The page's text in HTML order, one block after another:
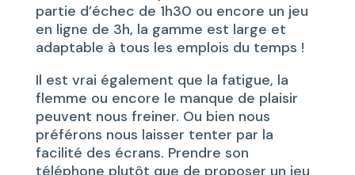
partie d’échec de 1h30 ou encore un jeu
en ligne de 3h, la gamme est large et
adaptable à tous les emplois du temps !
Il est vrai également que la fatigue, la
flemme ou encore le manque de plaisir
peuvent nous freiner. Ou bien nous
préférons nous laisser tenter par la
facilité des écrans. Prendre son